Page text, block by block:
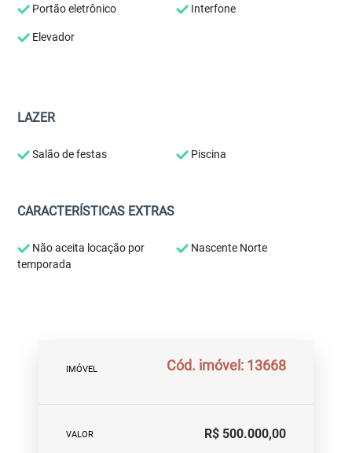
Portão eletrônico Interfone
Elevador
LAZER
Salão de festas Piscina
CARACTERÍSTICAS EXTRAS
Não aceita locação por
temporada
Nascente Norte
IMÓVEL Cód. imóvel: 13668
VALOR R$ 500.000,00